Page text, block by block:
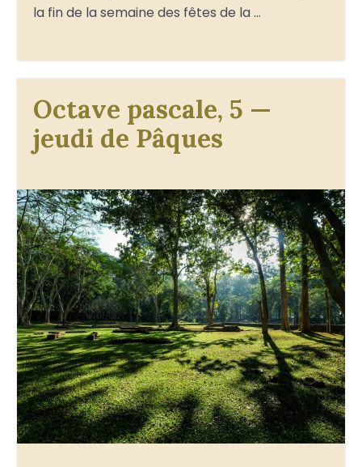
la fin de la semaine des fêtes de la …
Octave pascale, 5 —
jeudi de Pâques